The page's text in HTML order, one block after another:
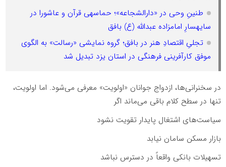
طنینِ وحی در «دارالشجاعه»؛ حماسهی قرآن و عاشورا در
سایهسارِ امامزاده عبدالله (ع) بافق
تجلیِ اقتصادِ هنر در بافق؛ گروه نمایشی «رسالت» به الگوی
موفق کارآفرینی فرهنگی در استان یزد تبدیل شد
در سخنرانی‌ها، ازدواج جوانان «اولویت» معرفی می‌شود. اما اولویت،
تنها در سطح کلام باقی می‌ماند اگر
سیاست‌های اشتغال پایدار تقویت نشود
بازار مسکن سامان نیابد
تسهیلات بانکی واقعاً در دسترس نباشد